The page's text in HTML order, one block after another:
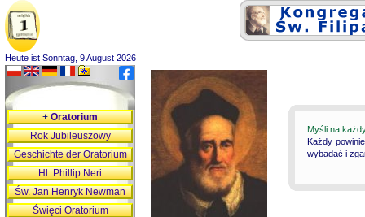
Heute ist Sonntag, 9 August 2026
Myśli na
Każdy
wybadać i
+Oratorium
Rok Jubileuszowy
Geschichte der Oratorium
Hl. Phillip Neri
Św. Jan Henryk Newman
Święci Oratorium